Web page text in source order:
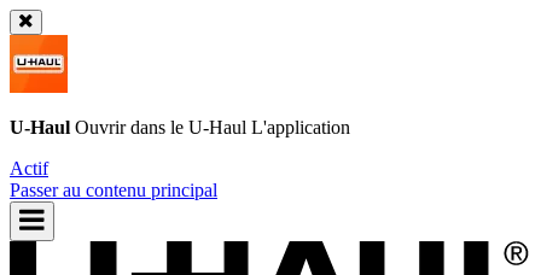
U-Haul Ouvrir dans le U-Haul L'application
Actif
Passer au contenu principal